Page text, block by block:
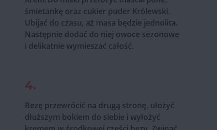
śmietankę oraz cukier puder Królewski.
Ubijać do czasu, aż masa będzie jednolita.
Następnie dodać do niej owoce sezonowe
i delikatnie wymieszać całość.
4.
Bezę przewrócić na drugą stronę, ułożyć
dłuższym bokiem do siebie i wyłożyć